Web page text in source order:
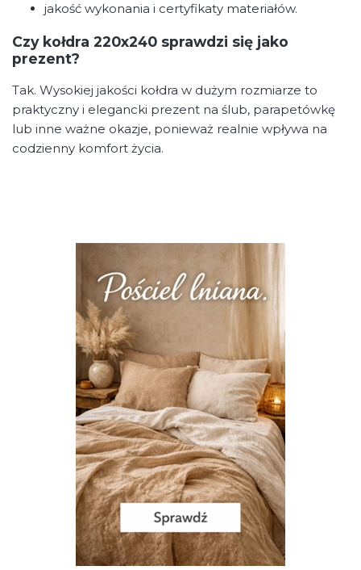
jakość wykonania i certyfikaty materiałów.
Czy kołdra 220x240 sprawdzi się jako
prezent?
Tak. Wysokiej jakości kołdra w dużym rozmiarze to
praktyczny i elegancki prezent na ślub, parapetówkę
lub inne ważne okazje, ponieważ realnie wpływa na
codzienny komfort życia.